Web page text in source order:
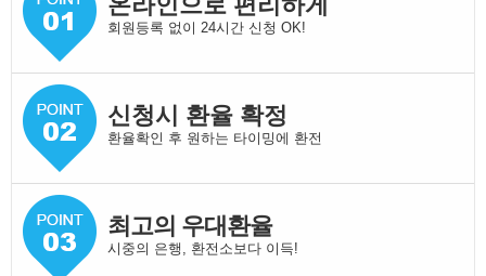
회원등록 없이 24시간 신청 OK!
신청시 환율 확정
환율확인 후 원하는 타이밍에 환전
최고의 우대환율
시중의 은행, 환전소보다 이득!